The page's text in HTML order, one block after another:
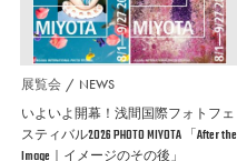
展覧会 NEWS
いよいよ開幕！浅間国際フォトフェ
スティバル2026 PHOTO MIYOTA 「After the
Image｜イメージのその後」